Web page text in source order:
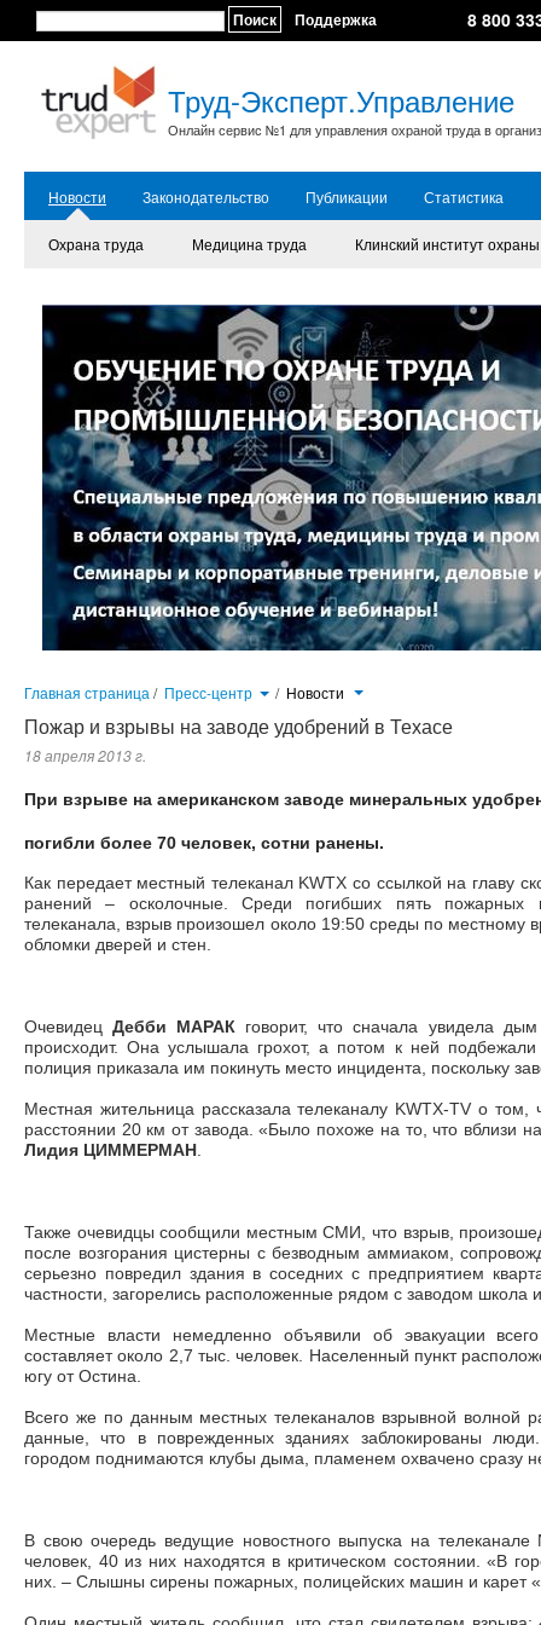
Поиск Поддержка 8 800
Труд-Эксперт.Управление
Онлайн сервис №1 для управления охраной труда в
Новости Законодательство Публикации Статистика
Охрана труда Медицина труда Клинский институт
Главная страница / Пресс-центр / Новости
Пожар и взрывы на заводе удобрений в Техасе
18 апреля 2013 г.
При взрыве на американском заводе минеральных
погибли более 70 человек, сотни ранены.
Как передает местный телеканал KWTX со ссылкой на главу
ранений – осколочные. Среди погибших пять
телеканала, взрыв произошел около 19:50 среды по местному
обломки дверей и стен.
ОчевидецДебби МАРАК говорит, что сначала увидела
происходит. Она услышала грохот, а потом к ней подбежали
полиция приказала им покинуть место инцидента, поскольку
Местная жительница рассказала телеканалу KWTX-TV о том,
расстоянии 20 км от завода. «Было похоже на то, что вблизи
Лидия ЦИММЕРМАН.
Также очевидцы сообщили местным СМИ, что взрыв,
после возгорания цистерны с безводным аммиаком,
серьезно повредил здания в соседних с предприятием
частности, загорелись расположенные рядом с заводом школа
Местные власти немедленно объявили об эвакуации
составляет около 2,7 тыс. человек. Населенный пункт
югу от Остина.
Всего же по данным местных телеканалов взрывной волной
данные, что в поврежденных зданиях заблокированы
городом поднимаются клубы дыма, пламенем охвачено сразу
В свою очередь ведущие новостного выпуска на
человек, 40 из них находятся в критическом состоянии. «В
них. – Слышны сирены пожарных, полицейских машин и карет